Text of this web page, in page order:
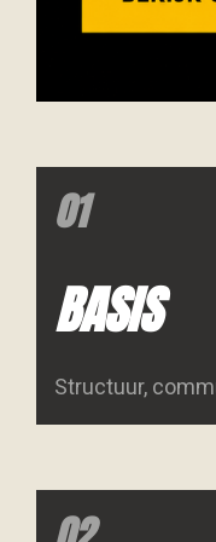
01
BASIS
Structuur,